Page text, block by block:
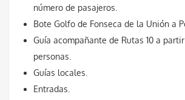
número de pasajeros.
Bote Golfo de Fonseca de la Unión a
Guía acompañante de Rutas 10 a partir
personas.
Guías locales.
Entradas.